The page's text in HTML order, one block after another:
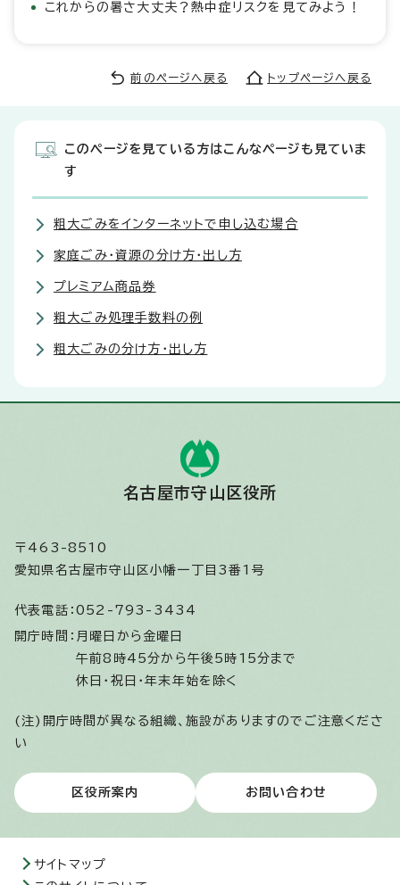
これからの暑さ大丈夫？熱中症リスクを見てみよう！
前のページへ戻る トップページへ戻る
このページを見ている方はこんなページも見ていま
す
粗大ごみをインターネットで申し込む場合
家庭ごみ・資源の分け方・出し方
プレミアム商品券
粗大ごみ処理手数料の例
粗大ごみの分け方・出し方
名古屋市守山区役所
〒463-8510
愛知県名古屋市守山区小幡一丁目3番1号
代表電話： 052-793-3434
開庁時間： 月曜日から金曜日
午前8時45分から午後5時15分まで
休日・祝日・年末年始を除く
(注)開庁時間が異なる組織、施設がありますのでご注意くださ
い
区役所案内 お問い合わせ
サイトマップ